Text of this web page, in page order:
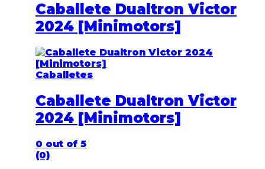
Caballete Dualtron Victor
2024 [Minimotors]
Caballetes
Caballete Dualtron Victor
2024 [Minimotors]
0 out of 5
(0)